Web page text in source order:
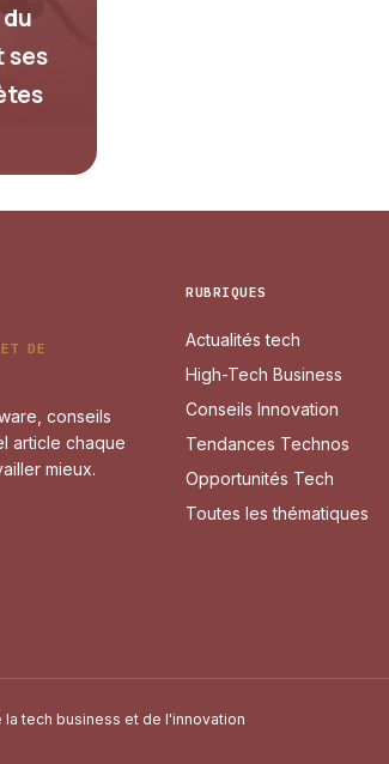
ses
DE
conseils
article chaque
mieux.
RUBRIQUES
Actualités tech
High-Tech Business
Conseils Innovation
Tendances Technos
Opportunités Tech
Toutes les thématiques
tech business et de l'innovation